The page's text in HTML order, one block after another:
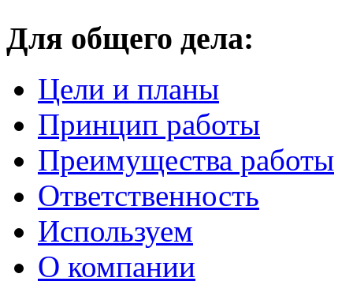
Для общего дела:
Цели и планы
Принцип работы
Преимущества работы
Ответственность
Используем
О компании